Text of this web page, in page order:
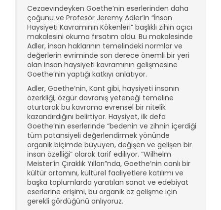
Cezaevindeyken Goethe’nin eserlerinden daha
çoğunu ve Profesör Jeremy Adler’in “İnsan
Haysiyeti Kavramının Kökenleri” başlıklı zihin açıcı
makalesini okuma fırsatım oldu. Bu makalesinde
Adler, insan haklarının temelindeki normlar ve
değerlerin evriminde son derece önemli bir yeri
olan insan haysiyeti kavramının gelişmesine
Goethe’nin yaptığı katkıyı anlatıyor.
Adler, Goethe’nin, Kant gibi, haysiyeti insanın
özerkliği, özgür davranış yeteneği temeline
oturtarak bu kavrama evrensel bir nitelik
kazandırdığını belirtiyor. Haysiyet, ilk defa
Goethe’nin eserlerinde “bedenin ve zihnin içerdiği
tüm potansiyeli değerlendirmek yönünde
organik biçimde büyüyen, değişen ve gelişen bir
insan özelliği” olarak tarif ediliyor. “Wilhelm
Meister’in Çıraklık Yılları”nda, Goethe’nin canlı bir
kültür ortamını, kültürel faaliyetlere katılımı ve
başka toplumlarda yaratılan sanat ve edebiyat
eserlerine erişimi, bu organik öz gelişme için
gerekli gördüğünü anlıyoruz.